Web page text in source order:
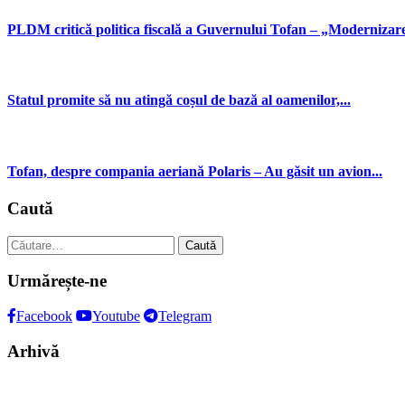
PLDM critică politica fiscală a Guvernului Tofan –
Statul promite să nu atingă coșul de bază al oamenilor,...
Tofan, despre compania aeriană Polaris – Au găsit un avion...
Caută
Caută
după:
Urmărește-ne
Facebook Youtube Telegram
Arhivă